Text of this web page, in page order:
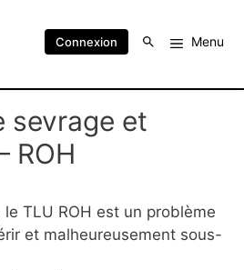
Connexion Menu
sevrage et
ROH
TLU ROH est un problème
et malheureusement sous-